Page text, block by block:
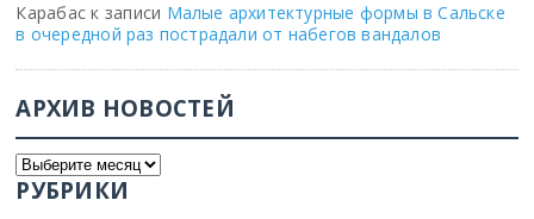
Карабас к записи Малые архитектурные формы в Сальске
в очередной раз пострадали от набегов вандалов
АРХИВ НОВОСТЕЙ
РУБРИКИ